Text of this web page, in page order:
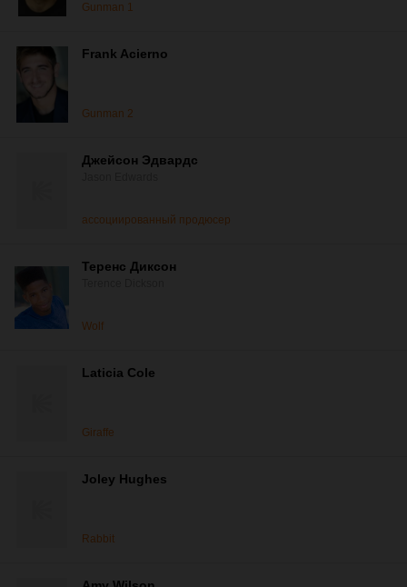
Gunman 1
Frank Acierno
Gunman 2
Джейсон Эдвардс
ассоциированный продюсер
Теренс Диксон
Wolf
Laticia Cole
Giraffe
Joley Hughes
Rabbit